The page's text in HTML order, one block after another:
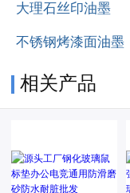
大理石丝印油墨
不锈钢烤漆面油墨
相关产品